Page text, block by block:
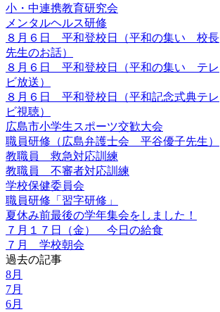
小・中連携教育研究会
メンタルヘルス研修
８月６日 平和登校日（平和の集い 校長
先生のお話）
８月６日 平和登校日（平和の集い テレ
ビ放送）
８月６日 平和登校日（平和記念式典テレ
ビ視聴）
広島市小学生スポーツ交歓大会
職員研修（広島弁護士会 平谷優子先生）
教職員 救急対応訓練
教職員 不審者対応訓練
学校保健委員会
職員研修「習字研修」
夏休み前最後の学年集会をしました！
７月１７日（金） 今日の給食
７月 学校朝会
過去の記事
8月
7月
6月